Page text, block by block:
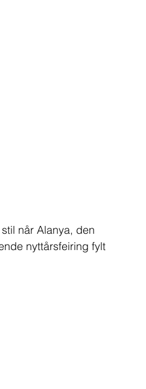
når Alanya, den
nyttårsfeiring fylt